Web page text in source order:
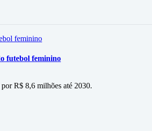
futebol feminino
R$ 8,6 milhões até 2030.